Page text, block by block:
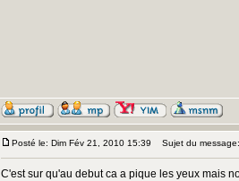
Posté le: Dim Fév 21, 2010 15:39 Sujet du message:
C'est sur qu'au debut ca a pique les yeux mais